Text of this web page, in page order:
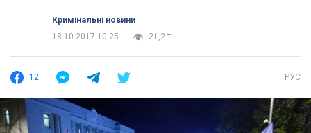
Кримінальні новини
18.10.2017 10:25
21,2 т.
12 РУС